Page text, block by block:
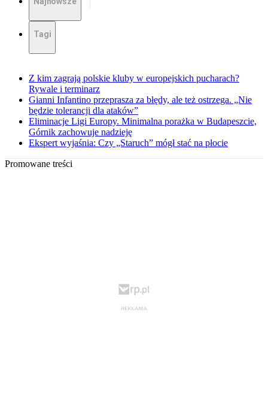
Tagi
Z kim zagrają polskie kluby w europejskich pucharach?
Rywale i terminarz
Gianni Infantino przeprasza za błędy, ale też ostrzega. „Nie
będzie tolerancji dla ataków”
Eliminacje Ligi Europy. Minimalna porażka w Budapeszcie,
Górnik zachowuje nadzieję
Ekspert wyjaśnia: Czy „Staruch” mógł stać na płocie
Promowane treści